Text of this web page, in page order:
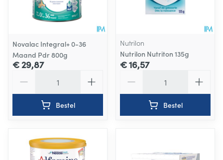
Novalac Integral+ 0-36
Maand Pdr 800g
€ 29,87
Bestel
Nutrilon
Nutrilon Nutriton 135g
€ 16,57
Bestel